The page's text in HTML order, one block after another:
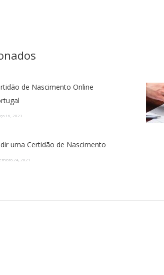
de Nascimento Online
16, 2023
uma Certidão de Nascimento
24, 2021